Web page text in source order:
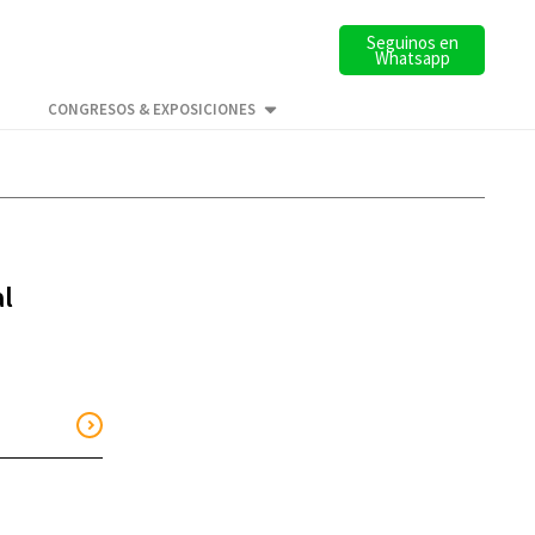
Seguinos en
Whatsapp
CONGRESOS & EXPOSICIONES